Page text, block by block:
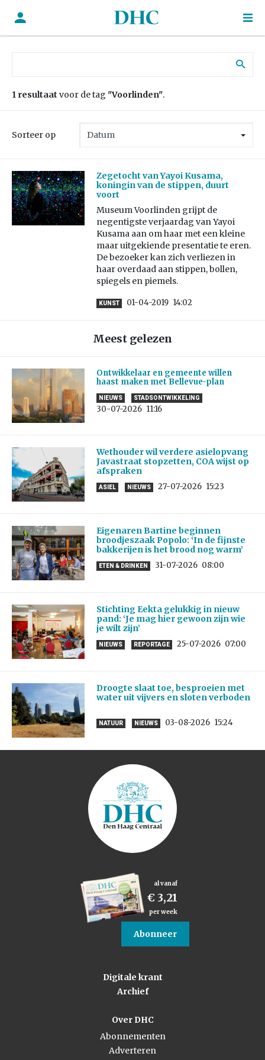
1 resultaat voor de tag "Voorlinden".
Sorteer op
Zegetocht van Yayoi Kusama,
koningin van de stippen, duurt
voort
Museum Voorlinden grijpt de
negentigste verjaardag van Yayoi
Kusama aan om haar met een kleine
maar uitgekiende presentatie te eren.
De bezoeker kan zich verliezen in
haar overdaad aan stippen, bollen,
spiegels en piemels.
KUNST 01-04-2019 14:02
Meest gelezen
Ontwikkelaar en gemeente willen
haast maken met Bellevue-plan
NIEUWS STADSONTWIKKELING
30-07-2026 11:16
Wethouder wil verdere asielopvang
Javastraat stopzetten, COA wijst op
afspraken
ASIEL NIEUWS 27-07-2026 15:23
Eigenaren Bartine beginnen
broodjeszaak Popolo: ‘In de fijnste
bakkerijen is het brood nog warm’
ETEN & DRINKEN 31-07-2026 08:00
Stichting Eekta gelukkig in nieuw
pand: ‘Je mag hier gewoon zijn wie
je wilt zijn’
NIEUWS REPORTAGE 25-07-2026 07:00
Droogte slaat toe, besproeien met
water uit vijvers en sloten verboden
NATUUR NIEUWS 03-08-2026 15:24
al vanaf
€ 3,21
per week
Abonneer
Digitale krant
Archief
Over DHC
Abonnementen
Adverteren